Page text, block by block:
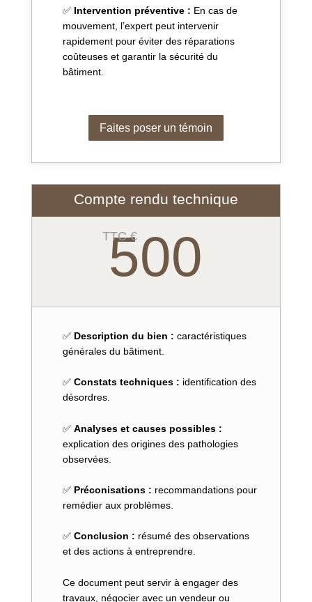
✅Intervention préventive : En cas de
mouvement, l’expert peut intervenir
rapidement pour éviter des réparations
coûteuses et garantir la sécurité du
bâtiment.
Faites poser un témoin
Compte rendu technique
TTC €
500
✅ Description du bien : caractéristiques
générales du bâtiment.
✅ Constats techniques : identification des
désordres.
✅ Analyses et causes possibles :
explication des origines des pathologies
observées.
✅ Préconisations : recommandations pour
remédier aux problèmes.
✅ Conclusion : résumé des observations
et des actions à entreprendre.
Ce document peut servir à engager des
travaux, négocier avec un vendeur ou